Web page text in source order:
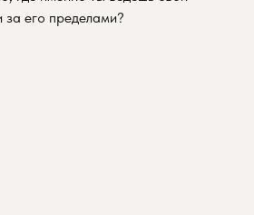
за его пределами?